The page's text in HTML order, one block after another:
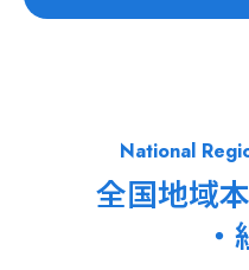
National
全国地域